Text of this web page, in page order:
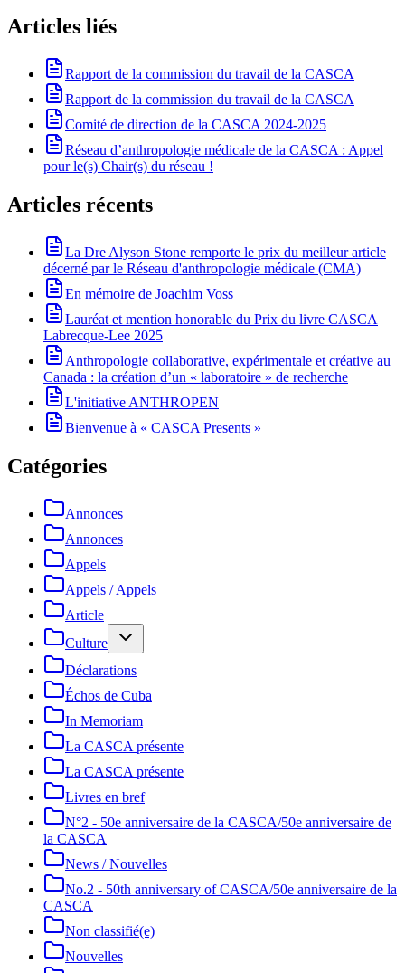
Articles liés
Rapport de la commission du travail de la CASCA
Rapport de la commission du travail de la CASCA
Comité de direction de la CASCA 2024-2025
Réseau d’anthropologie médicale de la CASCA : Appel
pour le(s) Chair(s) du réseau !
Articles récents
La Dre Alyson Stone remporte le prix du meilleur article
décerné par le Réseau d'anthropologie médicale (CMA)
En mémoire de Joachim Voss
Lauréat et mention honorable du Prix du livre CASCA
Labrecque-Lee 2025
Anthropologie collaborative, expérimentale et créative au
Canada : la création d’un « laboratoire » de recherche
L'initiative ANTHROPEN
Bienvenue à « CASCA Presents »
Catégories
Annonces
Annonces
Appels
Appels / Appels
Article
Culture
Déclarations
Échos de Cuba
In Memoriam
La CASCA présente
La CASCA présente
Livres en bref
N°2 - 50e anniversaire de la CASCA/50e anniversaire de
la CASCA
News / Nouvelles
No.2 - 50th anniversary of CASCA/50e anniversaire de la
CASCA
Non classifié(e)
Nouvelles